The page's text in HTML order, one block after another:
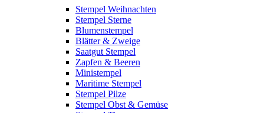
Stempel Weihnachten
Stempel Sterne
Blumenstempel
Blätter & Zweige
Saatgut Stempel
Zapfen & Beeren
Ministempel
Maritime Stempel
Stempel Pilze
Stempel Obst & Gemüse